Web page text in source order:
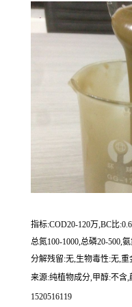
指标:COD20-120万,BC比
总氮100-1000,总磷20-500,
分解残留:无,生物毒性:无,重
来源:纯植物成分,甲醇:不含
1520516119